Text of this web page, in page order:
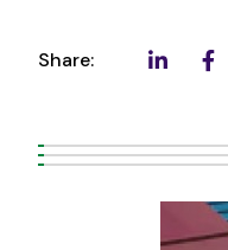
Share: